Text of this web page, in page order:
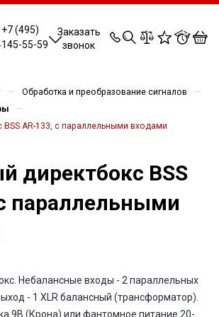
+7 (495)
145-55-59
Заказать
звонок
0 0 0 0
— Обработка и преобразование сигналов —
—
BSS AR-133, с параллельными входами
директбокс BSS
параллельными
Небалансные входы - 2 параллельных
- 1 XLR балансный (трансформатор).
9В (Крона) или фантомное питание 20-